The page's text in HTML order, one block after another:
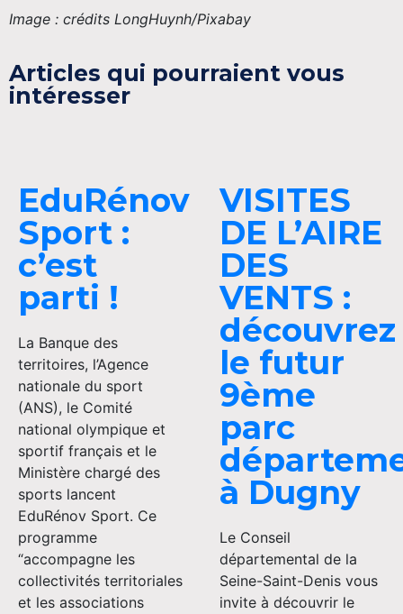
Image : crédits LongHuynh/Pixabay
Articles qui pourraient vous
intéresser
EduRénov
Sport :
c’est
parti !
La Banque des
territoires, l’Agence
nationale du sport
(ANS), le Comité
national olympique et
sportif français et le
Ministère chargé des
sports lancent
EduRénov Sport. Ce
programme
“accompagne les
collectivités territoriales
et les associations
VISITES
DE L’AIRE
DES
VENTS :
découvrez
le futur
9ème
parc
à Dugny
Le Conseil
départemental de la
Seine-Saint-Denis vous
invite à découvrir le